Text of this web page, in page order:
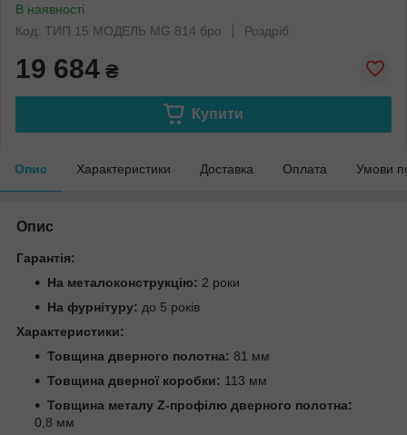
В наявності
Код: ТИП 15 МОДЕЛЬ MG 814 бро
Роздріб
19 684 ₴
Купити
Опис Характеристики Доставка Оплата Умови
Опис
Гарантія:
На металоконструкцію: 2 роки
На фурнітуру: до 5 років
Характеристики:
Товщина дверного полотна: 81 мм
Товщина дверної коробки: 113 мм
Товщина металу Z-профілю дверного полотна:
0,8 мм